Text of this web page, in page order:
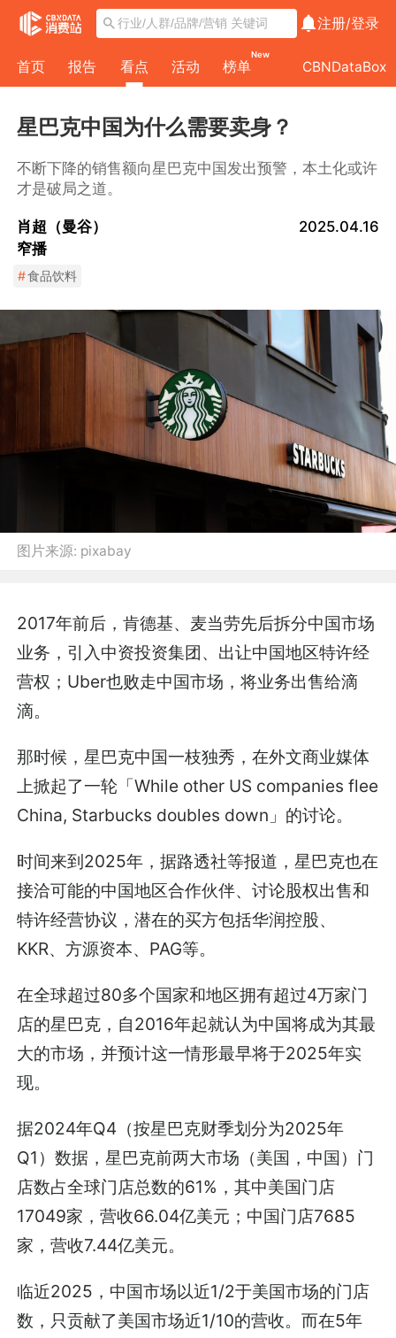
注册/登录
首页 报告 看点 活动 榜单
New
CBNDataBox
星巴克中国为什么需要卖身？
不断下降的销售额向星巴克中国发出预警，本土化或许
才是破局之道。
肖超（曼谷）
窄播
2025.04.16
#食品饮料
图片来源: pixabay
2017年前后，肯德基、麦当劳先后拆分中国市场
业务，引入中资投资集团、出让中国地区特许经
营权；Uber也败走中国市场，将业务出售给滴
滴。
那时候，星巴克中国一枝独秀，在外文商业媒体
上掀起了一轮「While other US companies flee
China, Starbucks doubles down」的讨论。
时间来到2025年，据路透社等报道，星巴克也在
接洽可能的中国地区合作伙伴、讨论股权出售和
特许经营协议，潜在的买方包括华润控股、
KKR、方源资本、PAG等。
在全球超过80多个国家和地区拥有超过4万家门
店的星巴克，自2016年起就认为中国将成为其最
大的市场，并预计这一情形最早将于2025年实
现。
据2024年Q4（按星巴克财季划分为2025年
Q1）数据，星巴克前两大市场（美国，中国）门
店数占全球门店总数的61%，其中美国门店
17049家，营收66.04亿美元；中国门店7685
家，营收7.44亿美元。
临近2025，中国市场以近1/2于美国市场的门店
数，只贡献了美国市场近1/10的营收。而在5年